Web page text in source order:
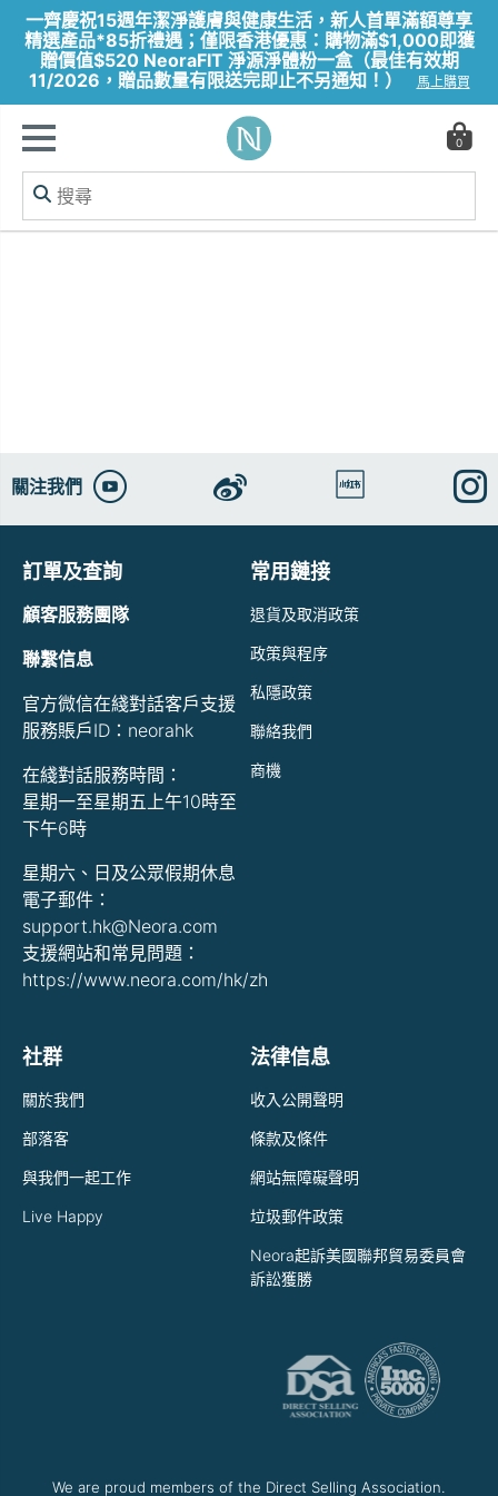
一齊慶祝15週年潔淨護膚與健康生活，新人首單滿額尊享
精選產品*85折禮遇；僅限香港優惠：購物滿$1,000即獲
贈價值$520 NeoraFIT 淨源淨體粉一盒（最佳有效期
11/2026，贈品數量有限送完即止不另通知！）
馬上購買
0
關注我們
訂單及查詢
顧客服務團隊
聯繫信息
官方微信在綫對話客戶支援
服務賬戶ID：neorahk
在綫對話服務時間：
星期一至星期五上午10時至
下午6時
星期六、日及公眾假期休息
電子郵件：
support.hk@Neora.com
支援網站和常見問題：
https://www.neora.com/hk/zh
常用鏈接
退貨及取消政策
政策與程序
私隱政策
聯絡我們
商機
社群
關於我們
部落客
與我們一起工作
Live Happy
法律信息
收入公開聲明
條款及條件
網站無障礙聲明
垃圾郵件政策
Neora起訴美國聯邦貿易委員會
訴訟獲勝
We are proud members of the Direct Selling Association.